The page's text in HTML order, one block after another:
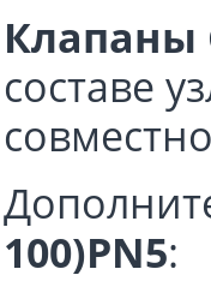
Клапаны
составе
100)PN5: